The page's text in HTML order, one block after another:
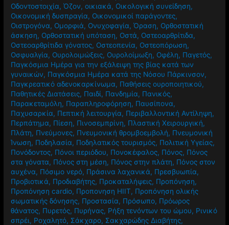
Οδοντοστοιχία,Όζον,οικιακά, Οικολογική συνείδηση,
Οικονομική δυσπραγία, Οικονομικοί παράγοντες,
Οιστρογόνα, Ομορφιά, Ονυχοφαγία,Όραση, Ορθοστατική
άσκηση, Ορθοστατική υπόταση, Οστά, Οστεοαρθρίτιδα,
Οστεοαρθρίτιδα γόνατος, Οστεοπενία, Οστεοπόρωση,
Οσφυαλγία, Ουρολοιμώξεις, Ουρολοίμωξη, Οφέλη, Παγετός,
Παγκόσμια Ημέρα για την εξάλειψη της βίας κατά των
γυναικών, Παγκόσμια Ημέρα κατά της Νόσου Πάρκινσον,
Παγκρεατικό αδενοκαρκίνωμα, Παθήσεις ουροποιητικού,
Παθητικές Διατάσεις, Παιδί, Πανδημία, Πανικός,
Παρακεταμόλη, Παραπληροφόρηση, Παυσίπονα,
Παχυσαρκία, Πεπτική λειτουργία, Περιβαλλοντική Αντίληψη,
Περπάτημα, Πίεση, Πινοσεμπρίνη, Πλαστική Χειρουργική,
Πλάτη, Πνεύμονες, Πνευμονική θρομβοεμβολή, Πνευμονική
Ίνωση, Ποδηλασία, Ποδηλατικός τουρισμός, Πολιτική Υγείας,
Πονόδοντος, Πόνοι περιόδου, Πονοκέφαλος, Πόνος, Πόνος
στα γόνατα, Πόνος στη μέση, Πόνος στην πλάτη, Πόνος στον
αυχένα, Πόσιμο νερό, Πράσινα λαχανικά, Πρεσβυωπία,
Προβιοτικά, Προδιαβήτης, Προκαταλήψεις, Προπόνηση,
Προπόνηση cardio, Προπονηση HIIT, Προπόνηση ολικής
σωματικής δόνησης, Προστασία, Πρόσωπο, Πρόωρος
θάνατος, Πυρετός, Πυρήνας, Ρήξη τενόντων του ώμου, Ρινικό
σπρέι, Ροχαλητό, Σάκχαρο, Σακχαρώδης Διαβήτης,